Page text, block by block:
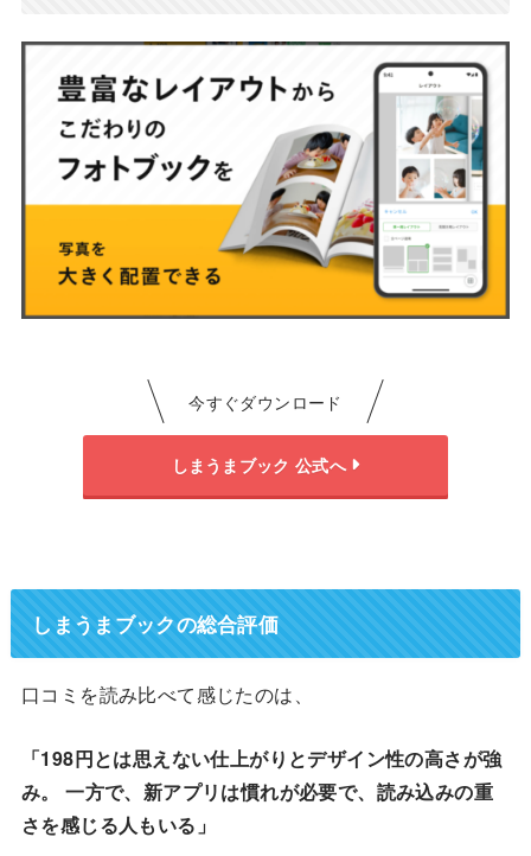
今すぐダウンロード
しまうまブック 公式へ
しまうまブックの総合評価
口コミを読み比べて感じたのは、
「198円とは思えない仕上がりとデザイン性の高さが強
み。
一方で、新アプリは慣れが必要で、読み込みの重
さを感じる人もいる」